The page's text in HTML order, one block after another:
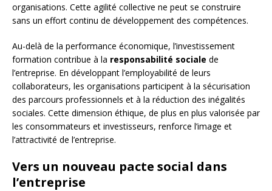
organisations. Cette agilité collective ne peut se construire
sans un effort continu de développement des compétences.
Au-delà de la performance économique, l’investissement
formation contribue à la responsabilité sociale de
l’entreprise. En développant l’employabilité de leurs
collaborateurs, les organisations participent à la sécurisation
des parcours professionnels et à la réduction des inégalités
sociales. Cette dimension éthique, de plus en plus valorisée par
les consommateurs et investisseurs, renforce l’image et
l’attractivité de l’entreprise.
Vers un nouveau pacte social dans
l’entreprise